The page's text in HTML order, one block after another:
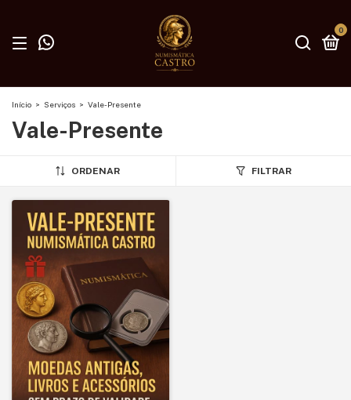
0
Início > Serviços > Vale-Presente
Vale-Presente
ORDENAR FILTRAR